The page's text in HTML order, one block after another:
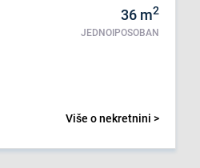
36 m2
JEDNOIPOSOBAN
Više o nekretnini >